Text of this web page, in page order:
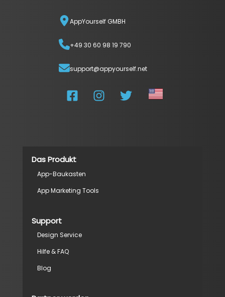
AppYourself GMBH
+49 30 60 98 19 790
support@appyourself.net
Das Produkt
App-Baukasten
App Marketing Tools
Support
Design Service
Hilfe & FAQ
Blog